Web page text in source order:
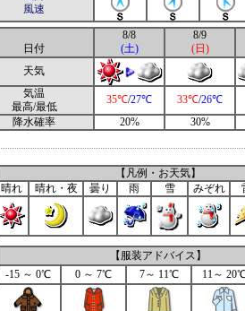
風速
日付
8/8
(土)
8/9
(日)
天気
気温
最高/最低
35℃/27℃ 33℃/26℃
降水確率
20% 30%
【凡例・お天気】
晴れ
晴れ・夜 曇り 雨 雪 みぞれ
【服装アドバイス】
-15 ～ 0℃
0 ～ 7℃ 7～ 11℃ 11～